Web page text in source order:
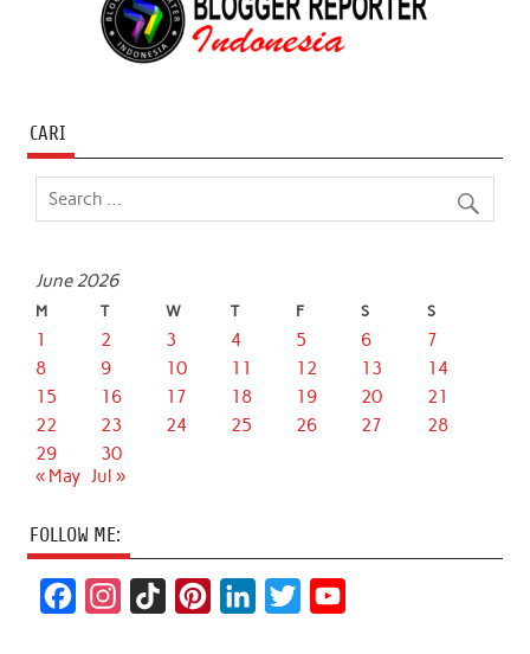
CARI
June 2026
M T W T F S S
1 2 3 4 5 6
7
8
9 10 11 12 13
14
15
16 17 18 19 20
21
22
23 24 25 26 27
28
29
30
« May Jul »
FOLLOW ME: